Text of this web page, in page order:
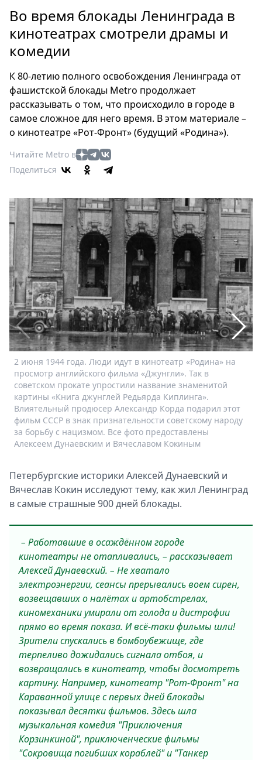
Россия
Мир
Здоровье
Туризм
Мода
Театр
Кино
Афиша
Книги
Пресс-
релизы
О
Metro
Стримы
Спецпроекты
Звезды
Выборы
2026
Скачай
Metro
Во время блокады Ленинграда в
кинотеатрах смотрели драмы и
комедии
К 80-летию полного освобождения Ленинграда от
фашистской блокады Metro продолжает
рассказывать о том, что происходило в городе в
самое сложное для него время. В этом материале –
о кинотеатре «Рот-Фронт» (будущий «Родина»).
Читайте Metro в
Поделиться
2 июня 1944 года. Люди идут в кинотеатр «Родина» на
просмотр английского фильма «Джунгли». Так в
советском прокате упростили название знаменитой
картины «Книга джунглей Редьярда Киплинга».
Влиятельный продюсер Александр Корда подарил этот
фильм СССР в знак признательности советскому народу
за борьбу с нацизмом. Все фото предоставлены
Алексеем Дунаевским и Вячеславом Кокиным
Петербургские историки Алексей Дунаевский и
Вячеслав Кокин исследуют тему, как жил Ленинград
в самые страшные 900 дней блокады.
– Работавшие в осаждённом городе
кинотеатры не отапливались, – рассказывает
Алексей Дунаевский. – Не хватало
электроэнергии, сеансы прерывались воем сирен,
возвещавших о налётах и артобстрелах,
киномеханики умирали от голода и дистрофии
прямо во время показа. И всё-таки фильмы шли!
Зрители спускались в бомбоубежище, где
терпеливо дожидались сигнала отбоя, и
возвращались в кинотеатр, чтобы досмотреть
картину. Например, кинотеатр "Рот-Фронт" на
Караванной улице с первых дней блокады
показывал десятки фильмов. Здесь шла
музыкальная комедия "Приключения
Корзинкиной", приключенческие фильмы
"Сокровища погибших кораблей" и "Танкер